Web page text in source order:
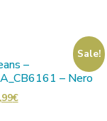
Sale!
–
– Nero
€